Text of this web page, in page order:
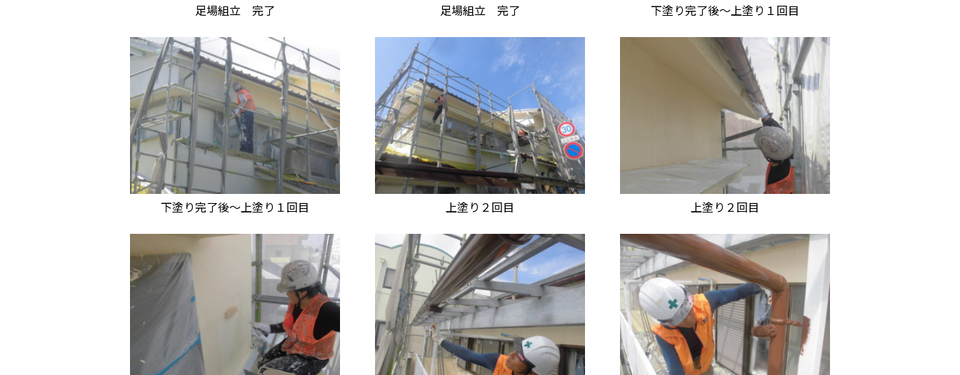
足場組立 完了 足場組立 完了 下塗り完了後～上塗り１回目
下塗り完了後～上塗り１回目 上塗り２回目 上塗り２回目